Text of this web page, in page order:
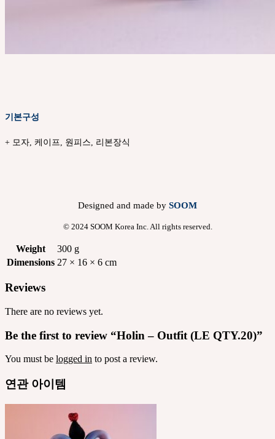
기본구성
+ 모자, 케이프, 원피스, 리본장식
Designed and made by SOOM
© 2024 SOOM Korea Inc. All rights reserved.
Weight
300 g
Dimensions 27 × 16 × 6 cm
Reviews
There are no reviews yet.
Be the first to review “Holin – Outfit (LE QTY.20)”
You must be logged in to post a review.
연관 아이템